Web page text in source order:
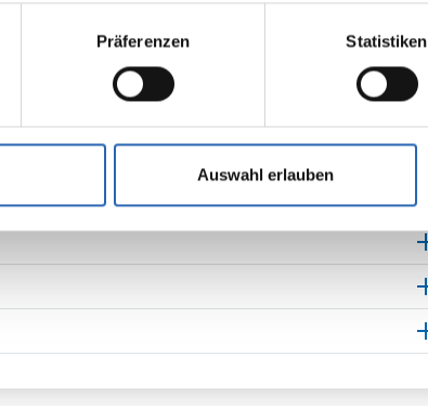
Präferenzen Statistiken
Auswahl erlauben